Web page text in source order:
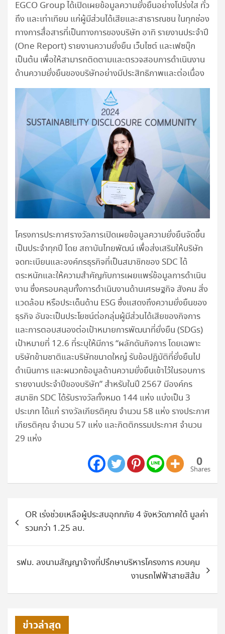
EGCO Group ได้เปิดเผยข้อมูลความยั่งยืนอย่างโปร่งใส ทั่ว
ถึง และเท่าเทียม แก่ผู้มีส่วนได้เสียและสาธารณชน ในทุกช่อง
ทางการสื่อสารที่เป็นทางการของบริษัท อาทิ รายงานประจำปี
(One Report) รายงานความยั่งยืน เว็บไซต์ และเฟซบุ๊ก
เป็นต้น เพื่อให้สามารถติดตามและตรวจสอบการดำเนินงาน
ด้านความยั่งยืนของบริษัทอย่างมีประสิทธิภาพและต่อเนื่อง
โครงการประกาศรางวัลการเปิดเผยข้อมูลความยั่งยืนจัดขึ้น
เป็นประจำทุกปี โดย สถาบันไทยพัฒน์ เพื่อส่งเสริมให้บริษัท
จดทะเบียนและองค์กรธุรกิจที่เป็นสมาชิกของ SDC ได้
ตระหนักและให้ความสำคัญกับการเผยแพร่ข้อมูลการดำเนิน
งาน ซึ่งครอบคลุมทั้งการดำเนินงานด้านเศรษฐกิจ สังคม สิ่ง
แวดล้อม หรือประเด็นด้าน ESG ซึ่งแสดงถึงความยั่งยืนของ
ธุรกิจ อันจะเป็นประโยชน์ต่อกลุ่มผู้มีส่วนได้เสียของกิจการ
และการตอบสนองต่อเป้าหมายการพัฒนาที่ยั่งยืน (SDGs)
เป้าหมายที่ 12.6 ที่ระบุให้มีการ “ผลักดันกิจการ โดยเฉพาะ
บริษัทข้ามชาติและบริษัทขนาดใหญ่ รับข้อปฏิบัติที่ยั่งยืนไป
ดำเนินการ และผนวกข้อมูลด้านความยั่งยืนเข้าไว้ในรอบการ
รายงานประจำปีของบริษัท” สำหรับในปี 2567 มีองค์กร
สมาชิก SDC ได้รับรางวัลทั้งหมด 144 แห่ง แบ่งเป็น 3
ประเภท ได้แก่ รางวัลเกียรติคุณ จำนวน 58 แห่ง รางประกาศ
เกียรติคุณ จำนวน 57 แห่ง และกิตติกรรมประกาศ จำนวน
29 แห่ง
0
Shares
แนะแนว
เรื่องOR เร่งช่วยเหลือผู้ประสบอุทกภัย 4 จังหวัดภาคใต้ มูลค่า
รวมกว่า 1.25 ลบ.
รฟม. ลงนามสัญญาจ้างที่ปรึกษาบริหารโครงการ ควบคุม
งานรถไฟฟ้าสายสีส้ม
ข่าวล่าสุด